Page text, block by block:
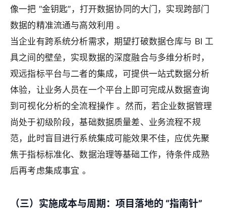
像一把 “金钥匙”，打开数据协同的大门，实现跨部门
数据的精准流通与高效利用 。
当企业有跨系统分析需求，期望打破数据仓库与 BI 工
具之间的壁垒，实现数据的深度融合与多维分析时，
观远指标平台与二者的集成，可提供一站式数据分析
体验，让业务人员在一个平台上即可完成从数据查询
到可视化分析的全流程操作 。然而，若企业数据管理
尚处于初级阶段，基础数据质量差、业务流程不规
范，此时盲目进行系统集成可能效果不佳，应优先聚
焦于指标标准化、数据治理等基础工作，待条件成熟
后再考虑集成事宜 。
（三）实施成本与周期：项目落地的 “指南针”